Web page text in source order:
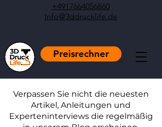
+4917664056860
Info@3ddrucklife.de
Preisrechner
Verpassen Sie nicht die neuesten
Artikel, Anleitungen und
Experteninterviews die regelmäßig